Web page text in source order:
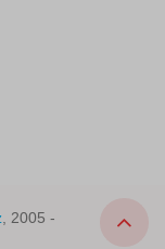
, 2005 -